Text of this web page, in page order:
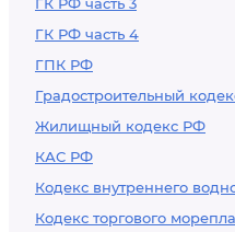
ГК РФ часть 4
ГПК РФ
Градостроительный
Жилищный кодекс РФ
КАС РФ
Кодекс внутреннего
Кодекс торгового